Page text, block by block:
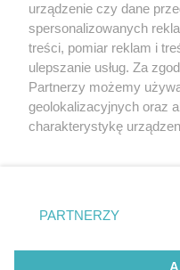
Nie zapomnij
zapoznać się z:
polityką
Twojemiasto
Piekary Śląskie
Chorzów
Tarnowskie Góry
Gliwice
urządzenie czy dane
spersonalizowanych
treści, pomiar reklam i
ulepszanie usług. Za
Partnerzy możemy
geolokalizacyjnych oraz
charakterystykę
zmienić/wycofać klikając
znajdujący się w lewym
rodzaje przetwarzania
użytkownika, ale masz
PARTNERZY